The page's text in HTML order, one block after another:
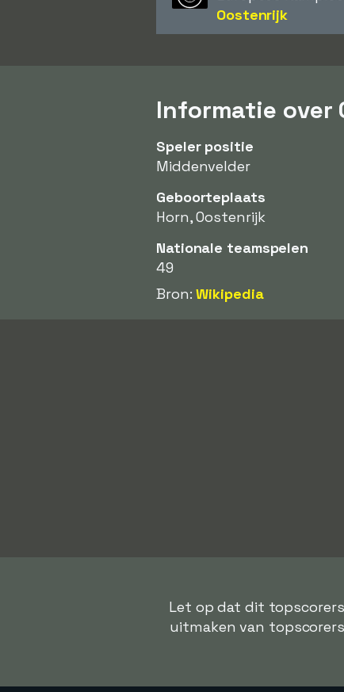
Oostenrijk
Informatie over
Speler positie
Middenvelder
Geboorteplaats
Horn, Oostenrijk
Nationale teamspelen
49
Bron:Wikipedia
Let op dat dit
uitmaken van